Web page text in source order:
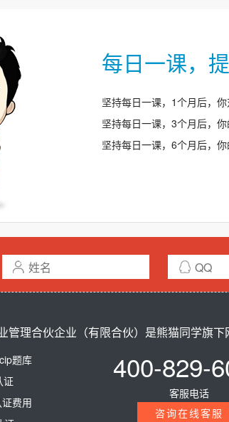
每日一课，
坚持每日一课，1个月后，
坚持每日一课，3个月后，
坚持每日一课，6个月后，你
管理合伙企业（有限合伙）是熊猫同学旗
题库
证
费用
校
一
术
400-829-
客服电话
咨询在线客服